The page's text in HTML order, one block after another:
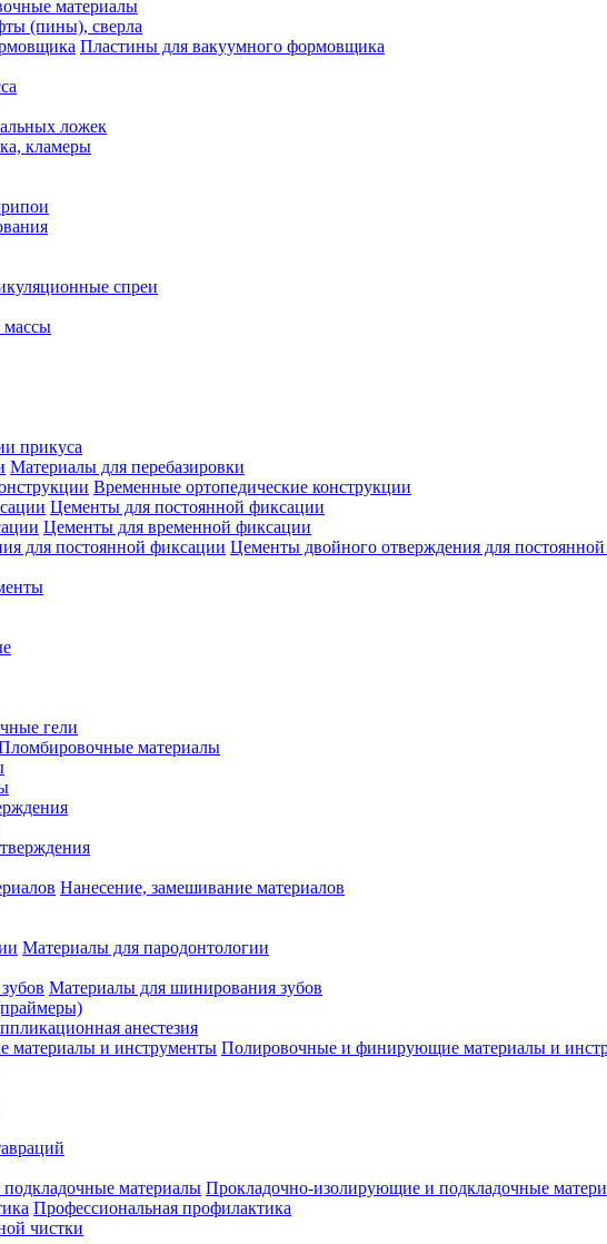
материалы
(пины), сверла
Пластины для вакуумного формовщика
ложек
кламеры
спреи
прикуса
Материалы для перебазировки
Временные ортопедические конструкции
Цементы для постоянной фиксации
Цементы для временной фиксации
Цементы двойного отверждения для
гели
материалы
Нанесение, замешивание материалов
Материалы для пародонтологии
Материалы для шинирования зубов
анестезия
Полировочные и финирующие материалы и
Прокладочно-изолирующие и подкладочные
Профессиональная профилактика
чистки